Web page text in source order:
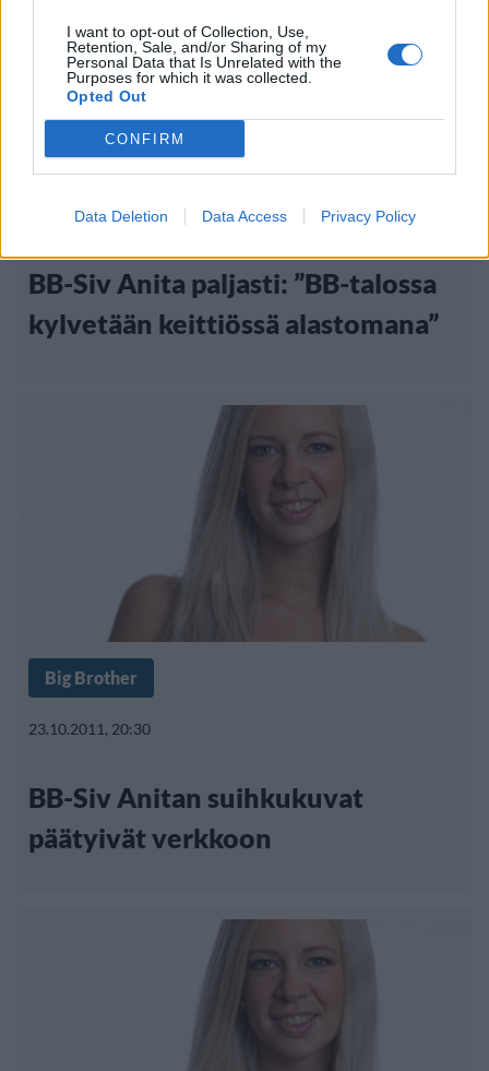
I want to opt-out of Collection, Use,
Retention, Sale, and/or Sharing of my
Personal Data that Is Unrelated with the
Purposes for which it was collected.
Opted Out
CONFIRM
Data Deletion Data Access Privacy Policy
Big Brother
24.10.2011, 15:30
BB-Siv Anita paljasti: ”BB-talossa
kylvetään keittiössä alastomana”
Big Brother
23.10.2011, 20:30
BB-Siv Anitan suihkukuvat
päätyivät verkkoon